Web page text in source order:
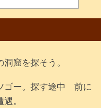
窟を探そう。
ゴー。探す途中 前に
。